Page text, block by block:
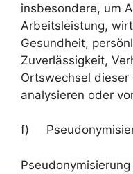
insbesondere, um
Arbeitsleistung,
Gesundheit,
Zuverlässigkeit,
Ortswechsel dieser
analysieren oder
f)